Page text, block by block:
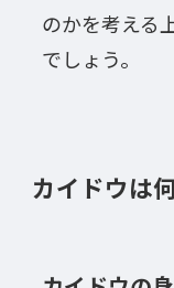
のかを考える
でしょう。
カイドウは